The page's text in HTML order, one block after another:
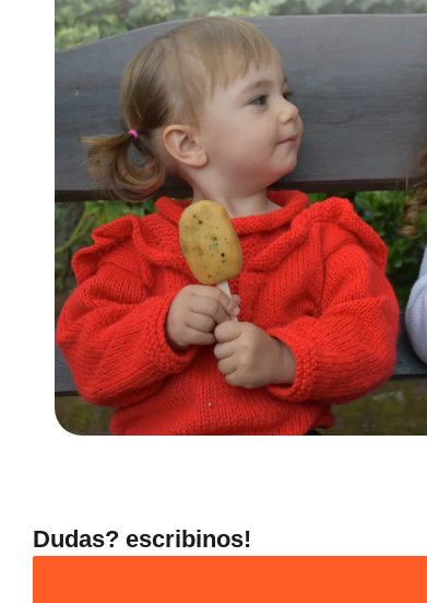
Dudas? escribinos!